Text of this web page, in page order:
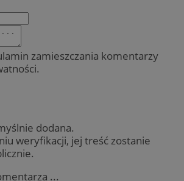
zamieszczania komentarzy
dodana.
weryfikacji, jej treść zostanie
...